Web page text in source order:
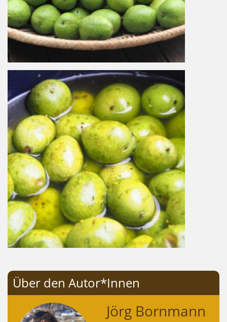
Über den Autor*Innen
Jörg Bornmann